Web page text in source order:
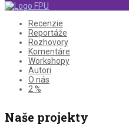
Recenzie
Reportáže
Rozhovory
Komentáre
Workshopy
Autori
O nás
2 %
Naše projekty